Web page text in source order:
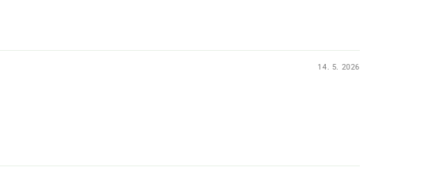
14. 5. 2026